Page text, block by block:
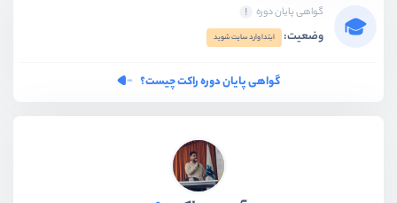
گواهی پایان دوره
وضعیت: ابتدا وارد سایت شوید
گواهی پایان دوره راکت چیست؟